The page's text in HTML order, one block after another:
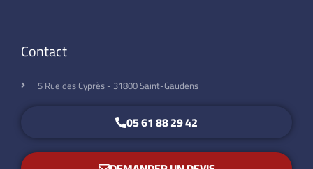
Contact
5 Rue des Cyprès - 31800 Saint-Gaudens
05 61 88 29 42